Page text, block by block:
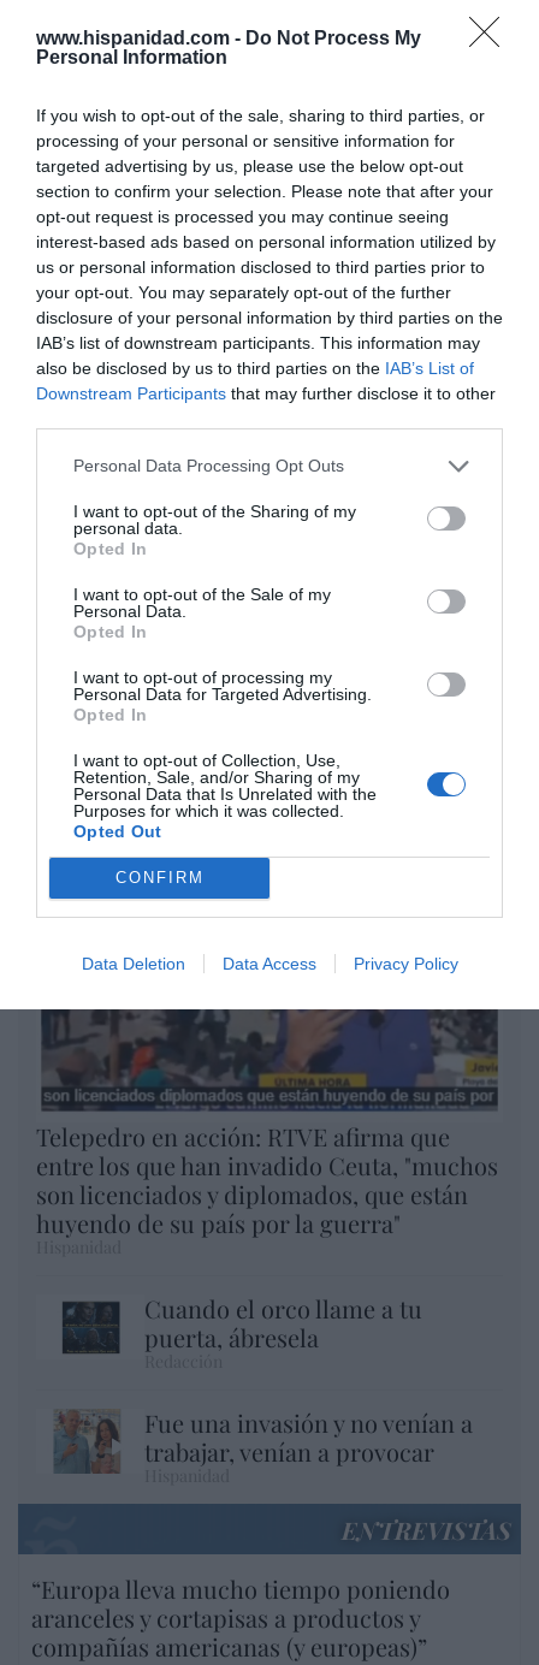
www.hispanidad.com - Do Not Process My
Personal Information
If you wish to opt-out of the sale, sharing to third parties, or
processing of your personal or sensitive information for
targeted advertising by us, please use the below opt-out
section to confirm your selection. Please note that after your
opt-out request is processed you may continue seeing
interest-based ads based on personal information utilized by
us or personal information disclosed to third parties prior to
your opt-out. You may separately opt-out of the further
disclosure of your personal information by third parties on the
IAB’s list of downstream participants. This information may
also be disclosed by us to third parties on the IAB’s List of
Downstream Participants that may further disclose it to other
Personal Data Processing Opt Outs
I want to opt-out of the Sharing of my
personal data.
Opted In
I want to opt-out of the Sale of my
Personal Data.
Opted In
I want to opt-out of processing my
Personal Data for Targeted Advertising.
Opted In
I want to opt-out of Collection, Use,
Retention, Sale, and/or Sharing of my
Personal Data that Is Unrelated with the
Purposes for which it was collected.
Opted Out
CONFIRM
Data Deletion Data Access Privacy Policy
Artículos anteriores
Enormes minucias
por Eulogio López
No perdamos el norte: la emigración es
mala
Eulogio López
Milagros de nuestro tiempo
Eulogio López
Confiad: yo he vencido al mundo
Argumentos
Telepedro en acción: RTVE afirma que
entre los que han invadido Ceuta, "muchos
son licenciados y diplomados, que están
huyendo de su país por la guerra"
Cuando el orco llame a tu
puerta, ábresela
Fue una invasión y no venían a
trabajar, venían a provocar
ENTREVISTAS
“Europa lleva mucho tiempo poniendo
aranceles y cortapisas a productos y
compañías americanas (y europeas)”